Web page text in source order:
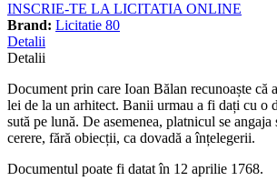
INSCRIE-TE LA LICITATIA ONLINE
Brand: Licitatie 80
Detalii
Detalii
Document prin care Ioan Bălan recunoaște că
lei de la un arhitect. Banii urmau a fi dați cu o
sută pe lună. De asemenea, platnicul se angaja
cerere, fără obiecții, ca dovadă a înțelegerii.
Documentul poate fi datat în 12 aprilie 1768.